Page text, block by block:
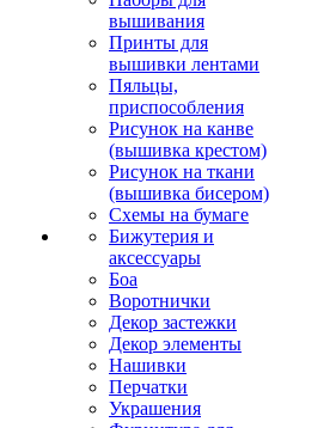
вышивания
Принты для
вышивки лентами
Пяльцы,
приспособления
Рисунок на канве
(вышивка крестом)
Рисунок на ткани
(вышивка бисером)
Схемы на бумаге
Бижутерия и
аксессуары
Боа
Воротнички
Декор застежки
Декор элементы
Нашивки
Перчатки
Украшения